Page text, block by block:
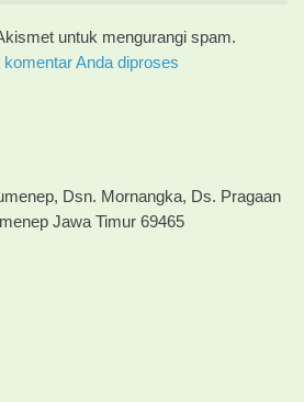
untuk mengurangi spam.
Anda diproses
Dsn. Mornangka, Ds. Pragaan
Jawa Timur 69465